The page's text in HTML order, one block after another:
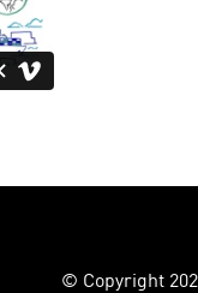
© Copyright